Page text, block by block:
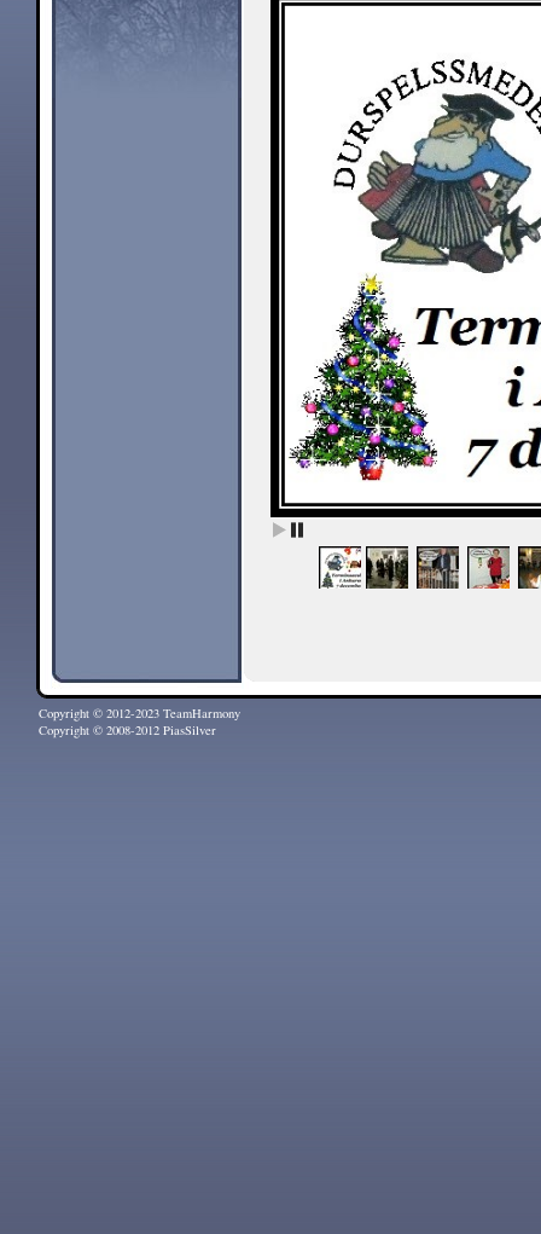
Copyright © 2012-2023 TeamHarmony
Copyright © 2008-2012 PiasSilver